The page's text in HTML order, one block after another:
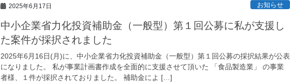
2025年6月17日 お知らせ
中小企業省力化投資補助金（一般型）第１回公募に私が支援し
た案件が採択されました
2025年6月16日(月)に、中小企業省力化投資補助金（一般型）第１回公募の採択結果が公表
になりました。 私が事業計画書作成を全面的に支援させて頂いた 「食品製造業」 の事業
者様、１件が採択されておりました。 補助金によ […]